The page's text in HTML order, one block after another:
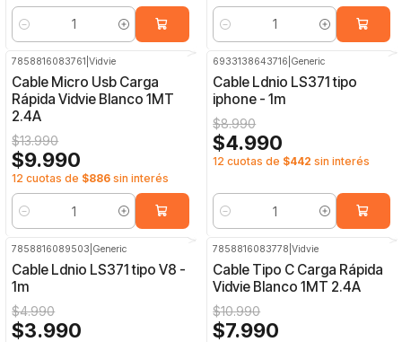
Cantidad Cantidad
7858816083761 |Vidvie
Cable Micro Usb Carga
Rápida Vidvie Blanco 1MT
2.4A
$13.990
$9.990
12 cuotas de $886 sin interés
Cantidad
6933138643716 Generic
Cable Ldnio LS371 tipo
iphone - 1m
$8.990
$4.990
12 cuotas de $442 sin interés
Cantidad
7858816089503 Generic
Cable Ldnio LS371 tipo V8 -
1m
$4.990
$3.990
7858816083778 |Vidvie
Cable Tipo C Carga Rápida
Vidvie Blanco 1MT 2.4A
$10.990
$7.990